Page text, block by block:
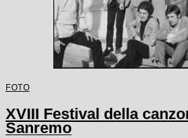
FOTO
XVIII Festival della
Sanremo